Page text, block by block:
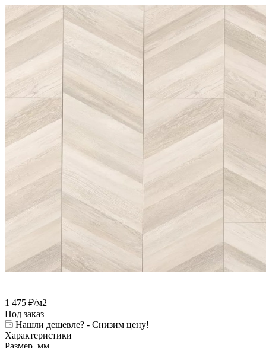
1 475 ₽/м2
Под заказ
Нашли дешевле? - Снизим цену!
Характеристики
Размер, мм